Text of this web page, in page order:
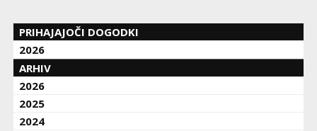
PRIHAJAJOČI DOGODKI
2026
ARHIV
2026
2025
2024